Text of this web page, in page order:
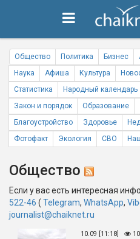
Общество Политика Бизнес
Наука
Афиша Культура
Статистика
Народный календарь
Закон и порядок
Образование
Благоустройство
Здоровье
Фотофакт
Экология СВО
Общество
Если у вас есть интересная
522-46 ( Telegram, WhatsApp,
journalist@chaiknet.ru
10.09 [11:18]